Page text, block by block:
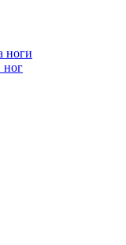
ноги
ног